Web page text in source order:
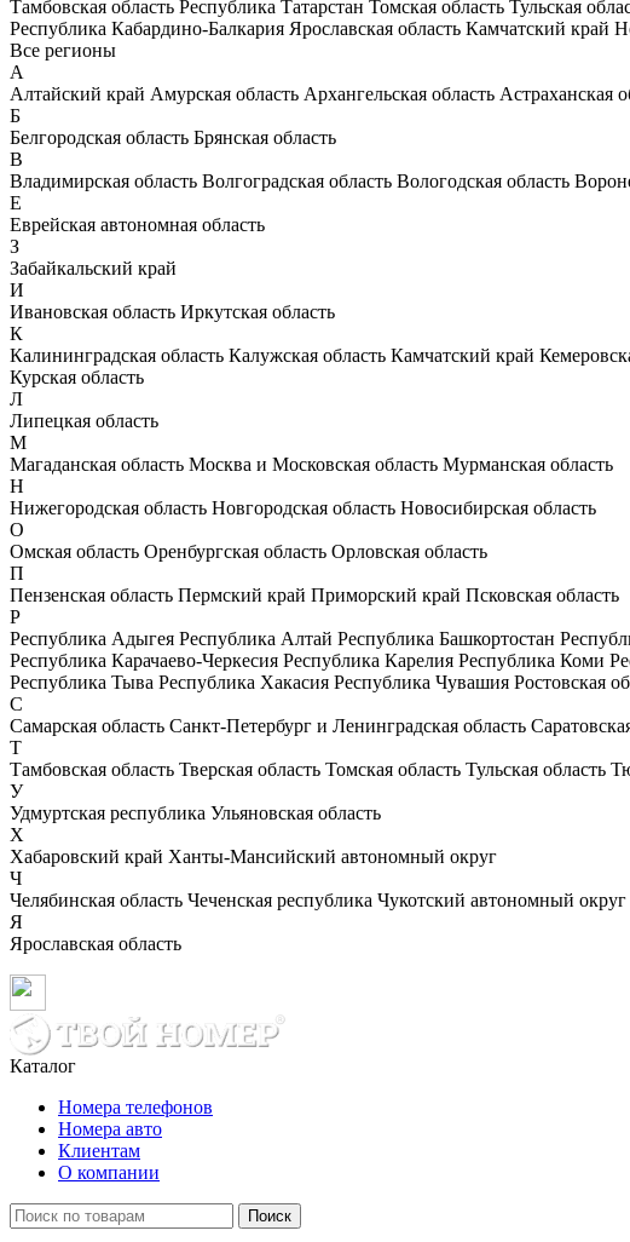
Тамбовская область Республика Татарстан Томская область Тульская
Республика Кабардино-Балкария Ярославская область Камчатский край
Все регионы
А
Алтайский край Амурская область Архангельская область Астраханская
Б
Белгородская область Брянская область
В
Владимирская область Волгоградская область Вологодская область
Е
Еврейская автономная область
З
Забайкальский край
И
Ивановская область Иркутская область
К
Калининградская область Калужская область Камчатский край
Курская область
Л
Липецкая область
М
Магаданская область Москва и Московская область Мурманская область
Н
Нижегородская область Новгородская область Новосибирская область
О
Омская область Оренбургская область Орловская область
П
Пензенская область Пермский край Приморский край Псковская область
Р
Республика Адыгея Республика Алтай Республика Башкортостан
Республика Карачаево-Черкесия Республика Карелия Республика Коми
Республика Тыва Республика Хакасия Республика Чувашия Ростовская
С
Самарская область Санкт-Петербург и Ленинградская область
Т
Тамбовская область Тверская область Томская область Тульская область
У
Удмуртская республика Ульяновская область
Х
Хабаровский край Ханты-Мансийский автономный округ
Ч
Челябинская область Чеченская республика Чукотский автономный округ
Я
Ярославская область
Каталог
Номера телефонов
Номера авто
Клиентам
О компании
Поиск